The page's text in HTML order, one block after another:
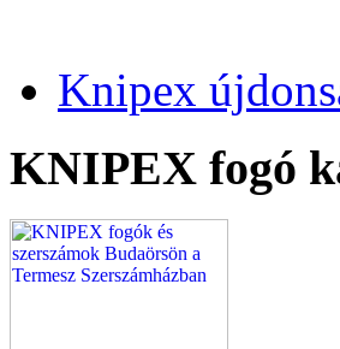
Knipex
KNIPEX fogó